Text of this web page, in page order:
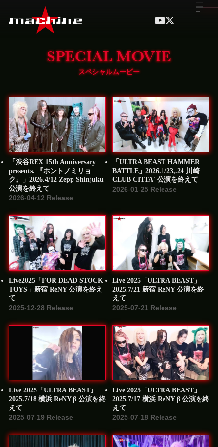
SPECIAL MOVIE
スペシャルムービー
「渋谷REX 15th Anniversary
presents. 『ホントノミリョ
ク』」2026.4/12 Zepp Shinjuku
公演を終えて
2026-04-12 Release
「ULTRA BEAST HAMMER
BATTLE」2026.1/23,.24 川崎
CLUB CITTA' 公演を終えて
2026-01-25 Release
Live2025「FOR DEAD STOCK
TOYS」新宿 ReNY 公演を終え
て
2025-12-28 Release
Live 2025「ULTRA BEAST」
2025.7/21 新宿 ReNY 公演を終
えて
2025-07-21 Release
Live 2025「ULTRA BEAST」
2025.7/18 横浜 ReNY β 公演を終
えて
2025-07-19 Release
Live 2025「ULTRA BEAST」
2025.7/17 横浜 ReNY β 公演を終
えて
2025-07-18 Release